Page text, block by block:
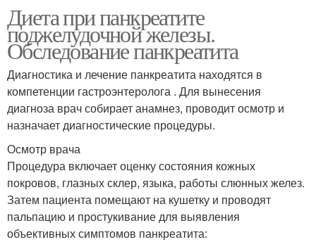
Диета при панкреатите
поджелудочной железы.
Обследование панкреатита
Диагностика и лечение панкреатита находятся в
компетенции гастроэнтеролога . Для вынесения
диагноза врач собирает анамнез, проводит осмотр и
назначает диагностические процедуры.
Осмотр врача
Процедура включает оценку состояния кожных
покровов, глазных склер, языка, работы слюнных желез.
Затем пациента помещают на кушетку и проводят
пальпацию и простукивание для выявления
объективных симптомов панкреатита: